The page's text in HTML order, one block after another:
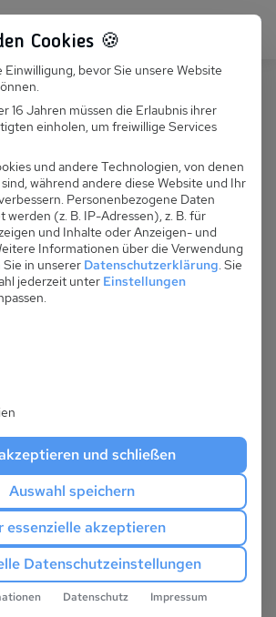
+49 251 899 050
Suchen
S - Chalet Les Clarines
Cookies 🍪
bevor Sie unsere Website
16 Jahren müssen die Erlaubnis ihrer
einholen, um freiwillige Services
und andere Technologien, von denen
während andere diese Website und Ihr
Personenbezogene Daten
werden (z. B. IP-Adressen), z. B. für
und Inhalte oder Anzeigen- und
Informationen über die Verwendung
in unserer Datenschutzerklärung. Sie
jederzeit unter Einstellungen
der Service-Gruppen, für die
und schließen
Auswahl speichern
essenzielle akzeptieren
Datenschutzeinstellungen
Datenschutz Impressum